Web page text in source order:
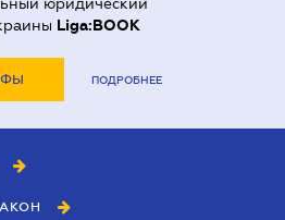
Liga:BOOK
ПОДРОБНЕЕ